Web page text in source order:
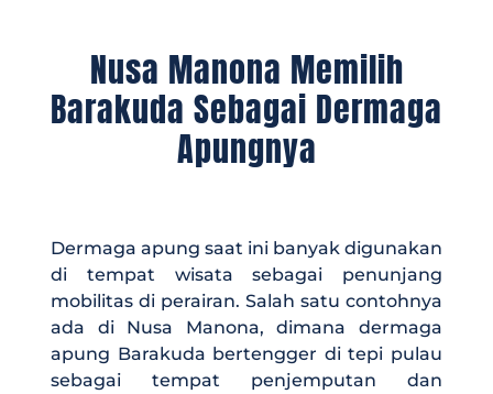
Nusa Manona Memilih
Barakuda Sebagai Dermaga
Apungnya
Dermaga apung saat ini banyak digunakan
di tempat wisata sebagai penunjang
mobilitas di perairan. Salah satu contohnya
ada di Nusa Manona, dimana dermaga
apung Barakuda bertengger di tepi pulau
sebagai tempat penjemputan dan